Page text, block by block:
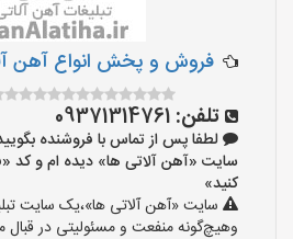
فروش و پخش انواع آهن
تلفن: 09371314761
لطفا پس از تماس با فروشنده
کنید»
سایت «آهن آلاتی ها»،یک سایت
وهیچ‌گونه منفعت و مسئولیتی در قبال